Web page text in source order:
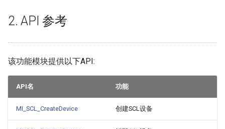
2. API 参考
该功能模块提供以下API:
API名 功能
MI_SCL_CreateDevice 创建SCL设备